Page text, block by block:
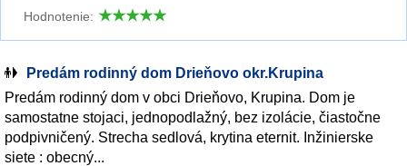
Hodnotenie:
Predám rodinný dom Drieňovo okr.Krupina
Predám rodinný dom v obci Drieňovo, Krupina. Dom je
samostatne stojaci, jednopodlažný, bez izolácie, čiastočne
podpivničený. Strecha sedlová, krytina eternit. Inžinierske
siete : obecný...